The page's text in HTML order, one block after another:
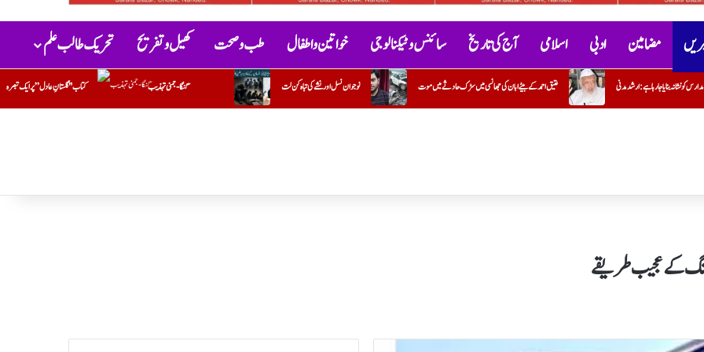
مضامین ادبی اسلامی آج کی تاریخ سائنس و ٹیکنالوجی خواتین و اطفال طب و صحت کھیل و تفریح تحریک طالب علم
بھارت کی موجودہ حکومت،ایسٹ انڈیا کمپنی کی راہ پر! کتاب "گلستانِ عادل” پر ایک تبصرہ گنگا-جمنی تہذیب نوجوان نسل اور نشے کی تباہ کن لت عتیق احمد کے بیٹے ابان کی جھانسی میں سڑک حادثے میں موت
کے عجیب طریقے